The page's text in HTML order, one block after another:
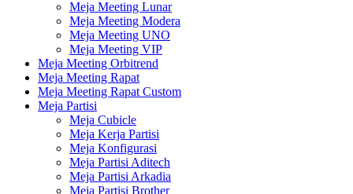
Meja Meeting Lunar
Meja Meeting Modera
Meja Meeting UNO
Meja Meeting VIP
Meja Meeting Orbitrend
Meja Meeting Rapat
Meja Meeting Rapat Custom
Meja Partisi
Meja Cubicle
Meja Kerja Partisi
Meja Konfigurasi
Meja Partisi Aditech
Meja Partisi Arkadia
Meja Partisi Brother